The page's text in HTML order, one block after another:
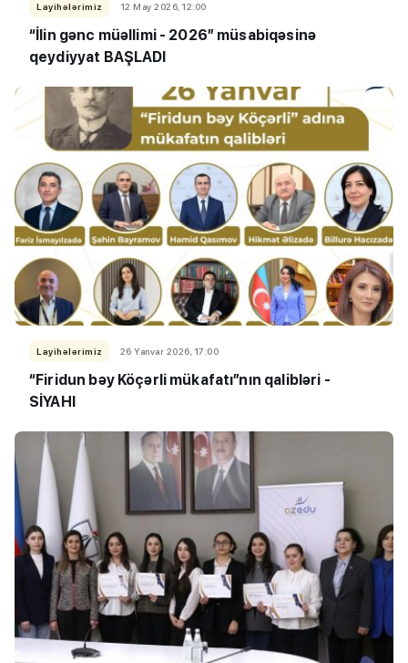
Layihələrimiz 12 May 2026, 12:00
“İlin gənc müəllimi - 2026” müsabiqəsinə
qeydiyyat BAŞLADI
Layihələrimiz 26 Yanvar 2026, 17:00
“Firidun bəy Köçərli mükafatı”nın qalibləri -
SİYAHI